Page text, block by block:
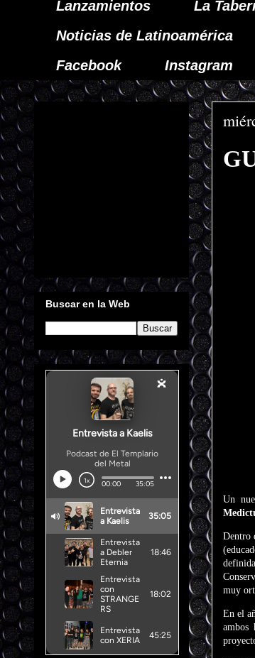
Lanzamientos
La
Noticias de Latinoamérica
Facebook
Instagram
Un
Dentro
muy
En el
ambos
Buscar en la Web